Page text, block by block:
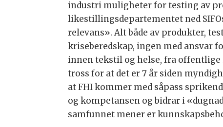
industri muligheter for testing av
likestillingsdepartementet ned
relevans». Alt både av produkter,
kriseberedskap, ingen med ansvar
innen tekstil og helse, fra
tross for at det er 7 år siden
at FHI kommer med såpass
og kompetansen og bidrar i
samfunnet mener er